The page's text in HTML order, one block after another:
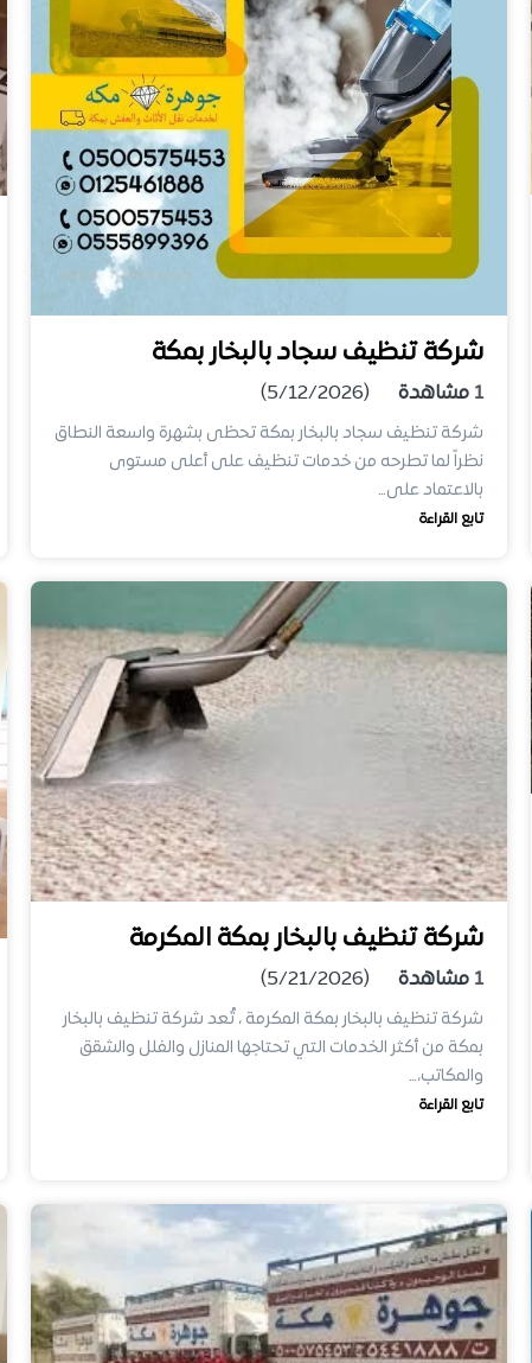
شركة تنظيف سجاد بالبخار بمكة
1 مشاهدة (5/12/2026)
شركة تنظيف سجاد بالبخار بمكة تحظى بشهرة واسعة النطاق
نظراً لما تطرحه من خدمات تنظيف على أعلى مستوى
بالاعتماد على…
تابع القراءة
شركة تنظيف بالبخار بمكة المكرمة
1 مشاهدة (5/21/2026)
شركة تنظيف بالبخار بمكة المكرمة ، تُعد شركة تنظيف بالبخار
بمكة من أكثر الخدمات التي تحتاجها المنازل والفلل والشقق
والمكاتب،…
تابع القراءة